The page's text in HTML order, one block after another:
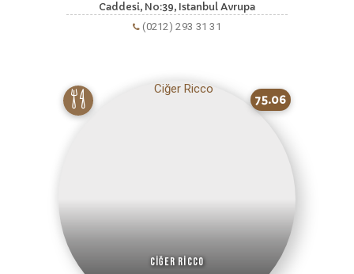
Caddesi, No:39, Istanbul Avrupa
(0212) 293 31 31
75.06
Ciğer Ricco